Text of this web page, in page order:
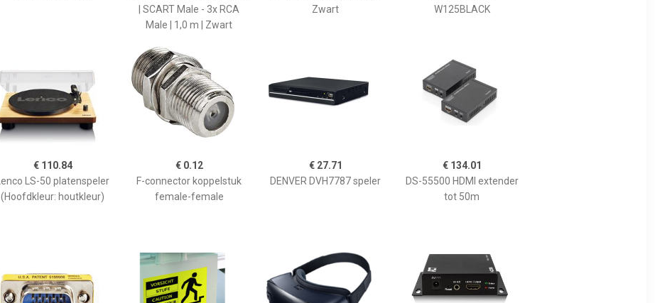
| SCART Male - 3x RCA
Male | 1,0 m | Zwart
Zwart
W125BLACK
€ 110.84
Lenco LS-50 platenspeler
(Hoofdkleur: houtkleur)
€ 0.12
F-connector koppelstuk
female-female
€ 27.71
DENVER DVH7787 speler
€ 134.01
DS-55500 HDMI extender
tot 50m